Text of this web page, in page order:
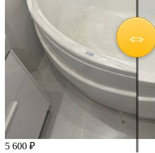
5 600 ₽